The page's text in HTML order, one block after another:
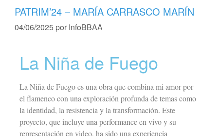
PATRIM’24 – MARÍA CARRASCO MARÍN
04/06/2025 por InfoBBAA
La Niña de Fuego
La Niña de Fuego es una obra que combina mi amor por
el flamenco con una exploración profunda de temas como
la identidad, la resistencia y la transformación. Este
proyecto, que incluye una performance en vivo y su
representación en video, ha sido una experiencia